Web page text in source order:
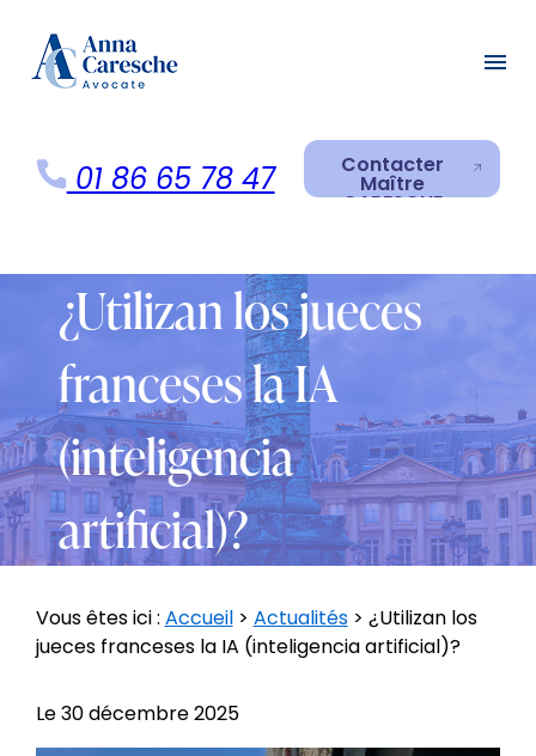
menu
01 86 65 78 47 Contacter
Maître
CARESCHE
Contacter
¿Utilizan los jueces
franceses la IA
(inteligencia
artificial)?
Vous êtes ici : Accueil> Actualités> ¿Utilizan los
jueces franceses la IA (inteligencia artificial)?
Le30 décembre 2025